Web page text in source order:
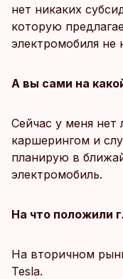
нет никаких
которую
электромобиля
А вы сами на
Сейчас у меня
каршерингом и
планирую в
электромобиль.
На что положили
На вторичном
Tesla.